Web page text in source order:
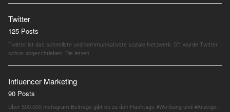
Twitter
125 Posts
Twitter ist das schnellste und kommunikativste soziale Netzwerk. Oft wurde Twitter
schon abgeschrieben. Die letzen…
Influencer Marketing
90 Posts
Über 500.000 Instagram Beiträge gibt es zu den Hashtags #Werbung und #Anzeige.